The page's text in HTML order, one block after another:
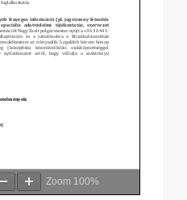
Zoom 100%